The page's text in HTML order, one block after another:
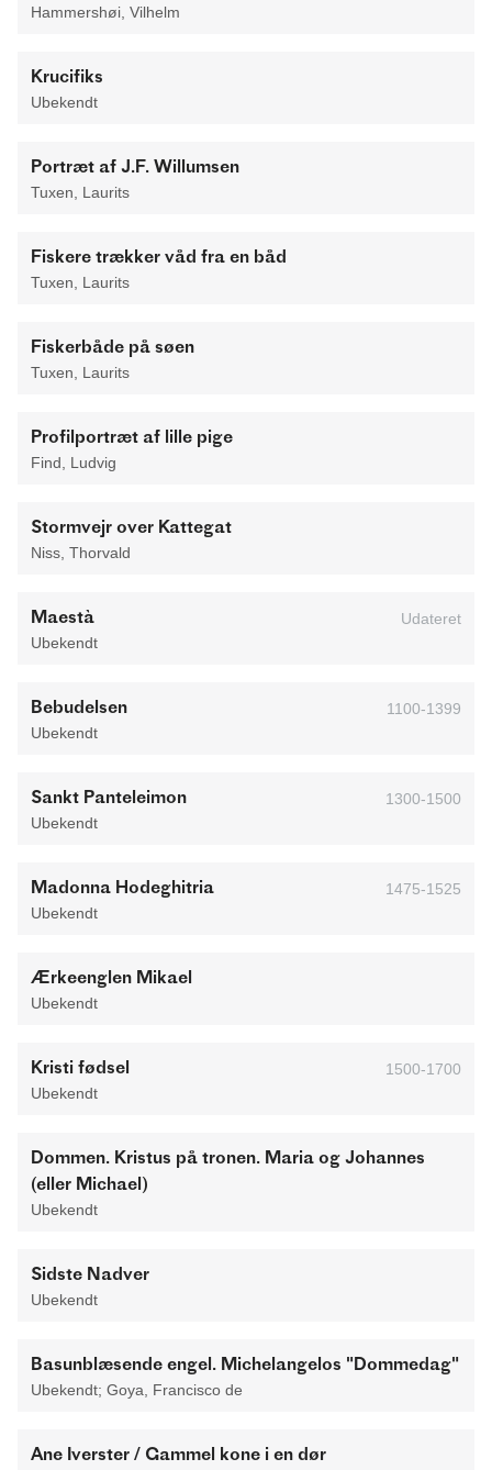
Hammershøi, Vilhelm
Krucifiks
Ubekendt
Portræt af J.F. Willumsen
Tuxen, Laurits
Fiskere trækker våd fra en båd
Tuxen, Laurits
Fiskerbåde på søen
Tuxen, Laurits
Profilportræt af lille pige
Find, Ludvig
Stormvejr over Kattegat
Niss, Thorvald
Maestà
Udateret
Ubekendt
Bebudelsen
1100-1399
Ubekendt
Sankt Panteleimon
1300-1500
Ubekendt
Madonna Hodeghitria
1475-1525
Ubekendt
Ærkeenglen Mikael
Ubekendt
Kristi fødsel
1500-1700
Ubekendt
Dommen. Kristus på tronen. Maria og Johannes
(eller Michael)
Ubekendt
Sidste Nadver
Ubekendt
Basunblæsende engel. Michelangelos "Dommedag"
Ubekendt; Goya, Francisco de
Ane Iverster / Gammel kone i en dør